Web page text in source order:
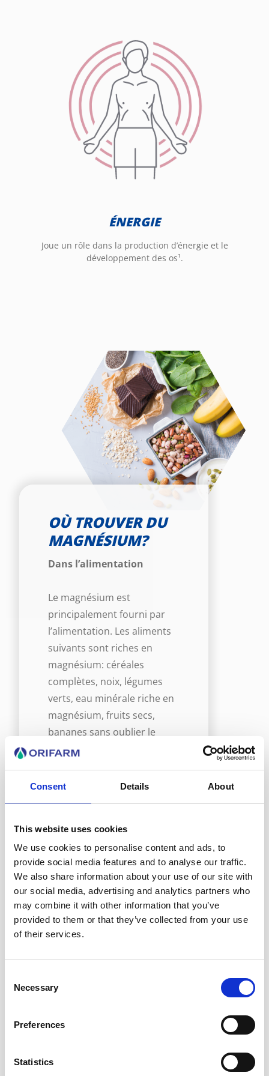
Consent Details About
This website uses cookies
We use cookies to personalise content and ads, to
provide social media features and to analyse our traffic.
We also share information about your use of our site with
our social media, advertising and analytics partners who
may combine it with other information that you’ve
provided to them or that they’ve collected from your use
of their services.
Selection
Necessary
Preferences
Statistics
ÉNERGIE
Joue un rôle dans la production d’énergie et le
développement des os¹.
OÙ TROUVER DU
MAGNÉSIUM?
Dans l’alimentation
Le magnésium est
principalement fourni par
l’alimentation. Les aliments
suivants sont riches en
magnésium: céréales
complètes, noix, légumes
verts, eau minérale riche en
magnésium, fruits secs,
bananes sans oublier le
chocolat.
lipides, sucres ajoutés ainsi
même, une eau de
distribution dure contient
davantage de magnésium
qu’une eau de distribution
douce2